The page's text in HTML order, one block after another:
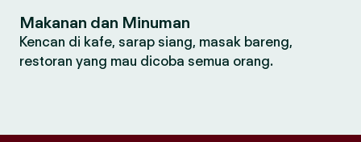
Makanan dan Minuman
Kencan di kafe, sarap siang, masak bareng,
restoran yang mau dicoba semua orang.